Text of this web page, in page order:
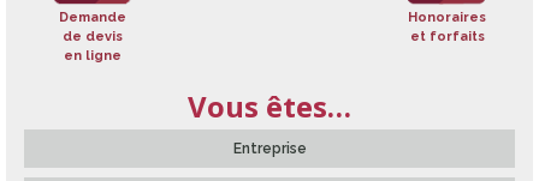
Demande
de devis
en ligne
Honoraires
et forfaits
Vous êtes…
Entreprise